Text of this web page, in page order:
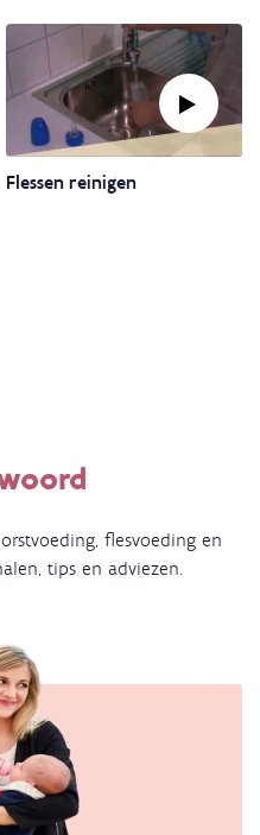
Link
Flessen reinigen
flesvoeding en
tips en adviezen.